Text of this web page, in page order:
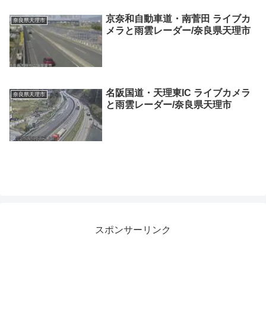
奈良県天理市
京奈和自動車道・南菅田 ライブカ
メラと雨雲レーダー/奈良県天理市
奈良県天理市
名阪国道・天理東IC ライブカメラ
と雨雲レーダー/奈良県天理市
スポンサーリンク